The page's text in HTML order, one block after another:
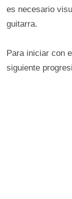
es necesario
guitarra.
Para iniciar con
siguiente